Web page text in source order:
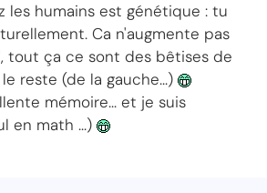
les humains est génétique : tu
Ca n'augmente pas
tout ça ce sont des bêtises de
reste (de la gauche...)
mémoire... et je suis
en math ...)